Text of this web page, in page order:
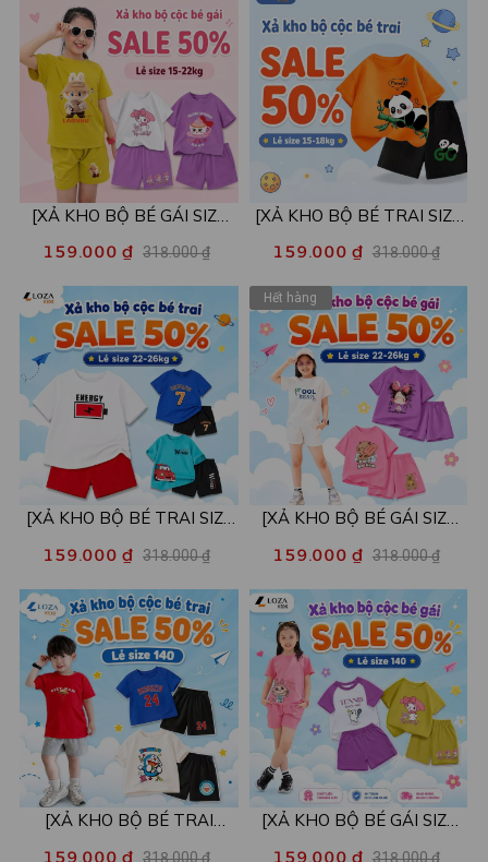
XB003
[XẢ KHO BỘ BÉ GÁI SIZE
110,120] Bộ đồ cho bé gái
nhiều mẫu - Quần áo bé gái
nữ từ 15-22kg - Loza Kids
XB001
159.000 ₫ 318.000 ₫
[XẢ KHO BỘ BÉ TRAI SIZE
110] Bộ đồ cho bé trai nhiều
mẫu - Quần áo bé trai từ 15-
18kg - Loza Kids XB002
159.000 ₫ 318.000 ₫
[XẢ KHO BỘ BÉ TRAI SIZE
mẫu - Quần áo bé trai từ 22-
26kg - Loza Kids XB004
159.000 ₫ 318.000 ₫
Hết hàng
[XẢ KHO BỘ BÉ GÁI SIZE
mẫu - Quần áo bé gái từ 22-
26kg - Loza Kids XB005
159.000 ₫ 318.000 ₫
[XẢ KHO BỘ BÉ TRAI
159.000 ₫ 318.000 ₫
[XẢ KHO BỘ BÉ GÁI SIZE
159.000 ₫ 318.000 ₫